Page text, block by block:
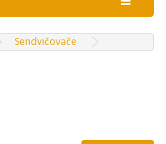
Sendvičovače